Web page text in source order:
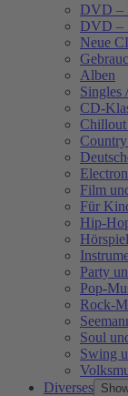
DVD –
DVD –
Neue
Alben
Singles
CD-
Film
Für
Hip-
Party
Pop-
Rock-
Soul
Swing
Diverses